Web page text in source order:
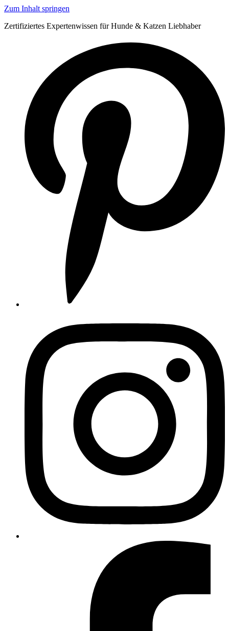
Zum Inhalt springen
Zertifiziertes Expertenwissen für Hunde & Katzen Liebhaber